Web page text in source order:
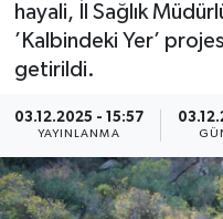
hayali, İl Sağlık
’Kalbindeki Yer’
getirildi.
03.12.2025 - 15:57
YAYINLANMA